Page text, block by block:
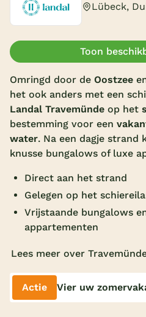
Onze
Alle
Keuzehulp
Lübeck,
Toon
Omringd door de Oostzee
het ook anders met een
Landal Travemünde op het
bestemming voor een
water. Na een dagje
knusse bungalows of luxe
Direct aan het strand
Gelegen op het
Vrijstaande bungalows
appartementen
Lees meer over
Actie Vier uw